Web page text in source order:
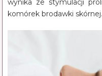
komórek brodawki skórnej.